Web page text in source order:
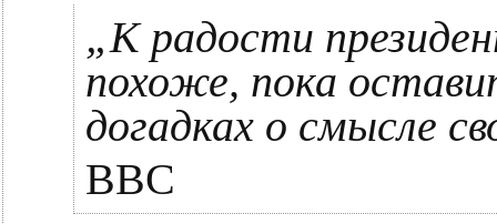
„К радости
похоже, пока
догадках о смысле
BBC